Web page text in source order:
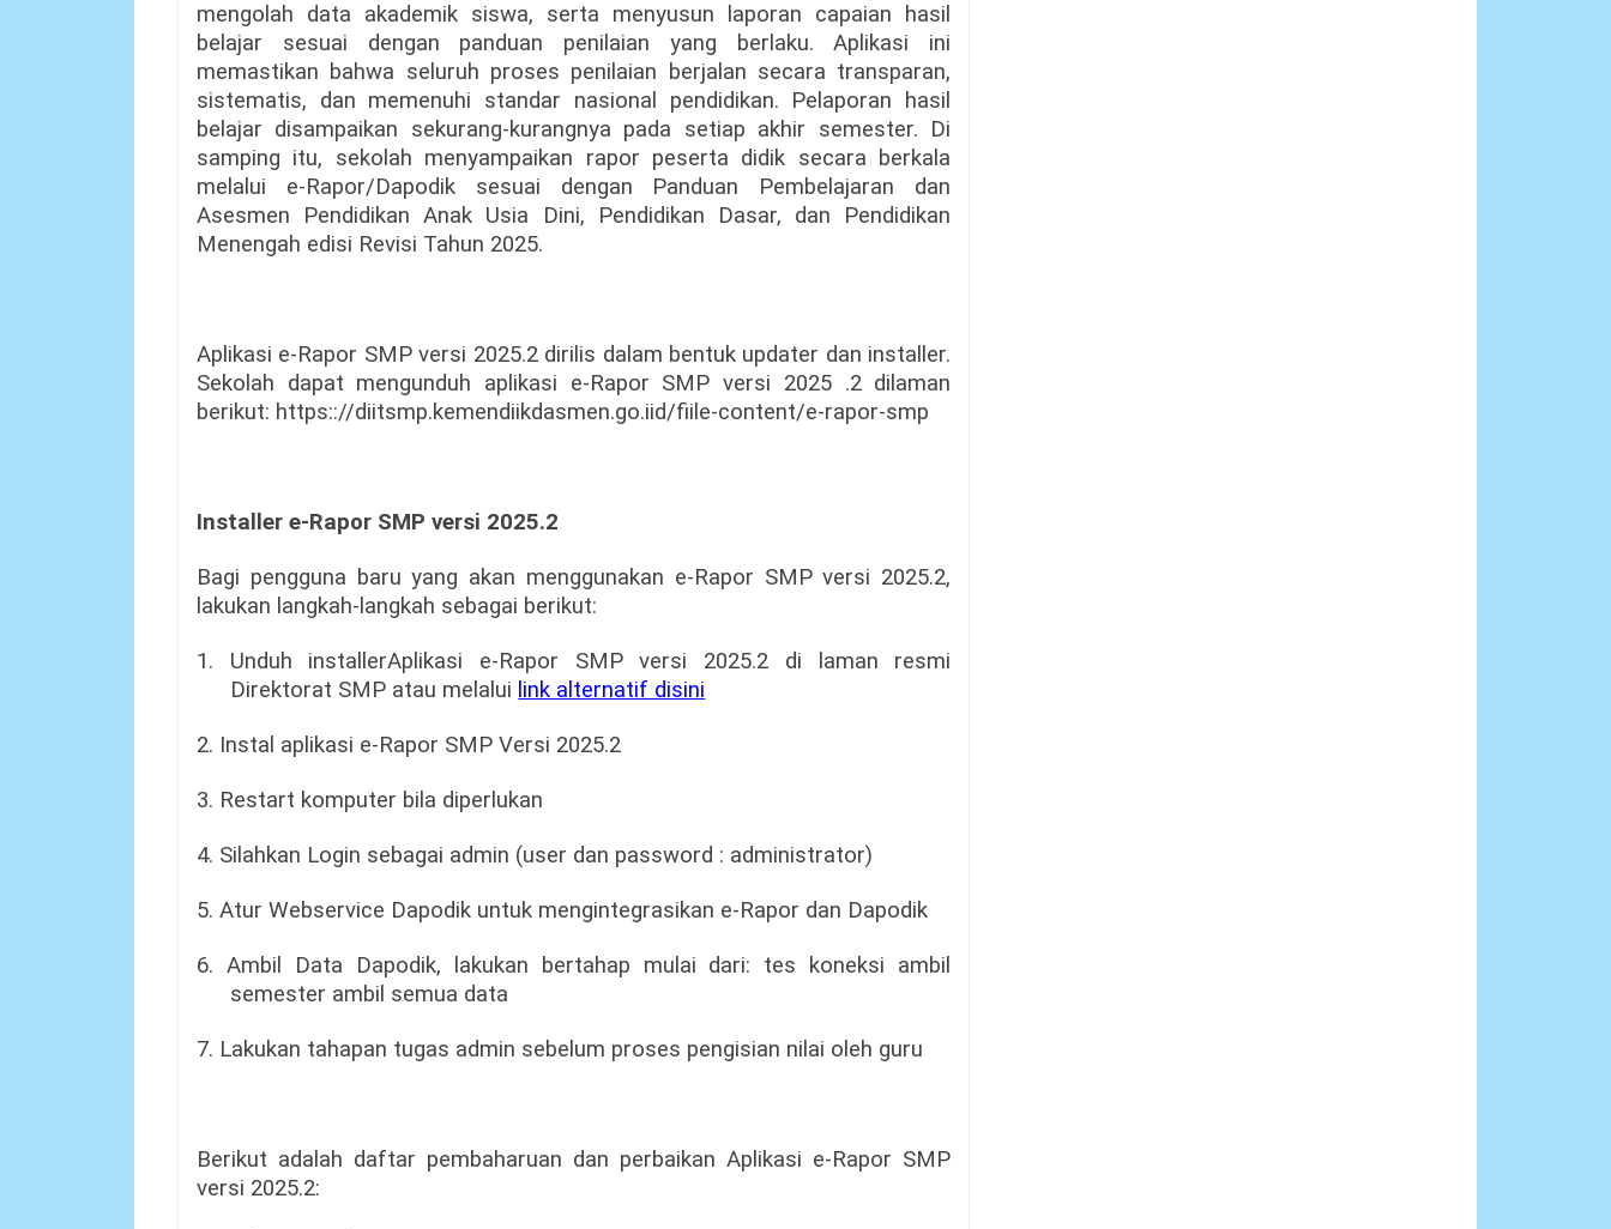
mengolah data akademik siswa, serta menyusun laporan capaian hasil
belajar sesuai dengan panduan penilaian yang berlaku. Aplikasi ini
memastikan bahwa seluruh proses penilaian berjalan secara transparan,
sistematis, dan memenuhi standar nasional pendidikan. Pelaporan hasil
belajar disampaikan sekurang-kurangnya pada setiap akhir semester. Di
samping itu, sekolah menyampaikan rapor peserta didik secara berkala
melalui e-Rapor/Dapodik sesuai dengan Panduan Pembelajaran dan
Asesmen Pendidikan Anak Usia Dini, Pendidikan Dasar, dan Pendidikan
Menengah edisi Revisi Tahun 2025.
Aplikasi e-Rapor SMP versi 2025.2 dirilis dalam bentuk updater dan installer.
Sekolah dapat mengunduh aplikasi e-Rapor SMP versi 2025 .2 dilaman
berikut: https:://diitsmp.kemendiikdasmen.go.iid/fiile-content/e-rapor-smp
Installer e-Rapor SMP versi 2025.2
Bagi pengguna baru yang akan menggunakan e-Rapor SMP versi 2025.2,
lakukan langkah-langkah sebagai berikut:
1. Unduh installerAplikasi e-Rapor SMP versi 2025.2 di laman resmi
Direktorat SMP atau melalui link alternatif disini
2. Instal aplikasi e-Rapor SMP Versi 2025.2
3. Restart komputer bila diperlukan
4. Silahkan Login sebagai admin (user dan password : administrator)
5. Atur Webservice Dapodik untuk mengintegrasikan e-Rapor dan Dapodik
6. Ambil Data Dapodik, lakukan bertahap mulai dari: tes koneksi ambil
semester ambil semua data
7. Lakukan tahapan tugas admin sebelum proses pengisian nilai oleh guru
Berikut adalah daftar pembaharuan dan perbaikan Aplikasi e-Rapor SMP
versi 2025.2: